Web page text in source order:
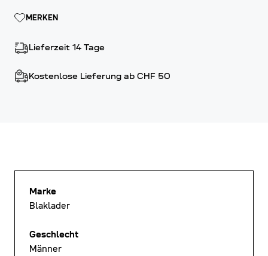
MERKEN
Lieferzeit 14 Tage
Kostenlose Lieferung ab CHF 50
Marke
Blaklader
Geschlecht
Männer